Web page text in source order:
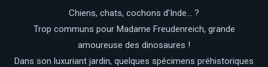
Chiens, chats, cochons d’Inde… ?
Trop communs pour Madame Freudenreich, grande
amoureuse des dinosaures !
Dans son luxuriant jardin, quelques spécimens préhistoriques